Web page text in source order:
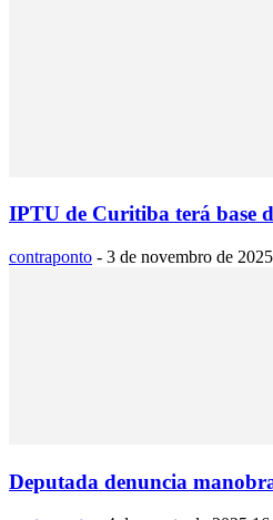
IPTU de Curitiba terá base
contraponto - 3 de novembro de
Deputada denuncia